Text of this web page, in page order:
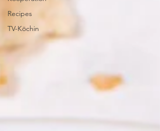
Recipes
TV-Köchin